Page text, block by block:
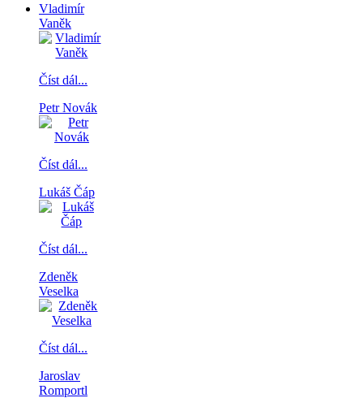
Vladimír
Vaněk
Číst dál...
Petr Novák
Číst dál...
Lukáš Čáp
Číst dál...
Zdeněk
Veselka
Číst dál...
Jaroslav
Romportl